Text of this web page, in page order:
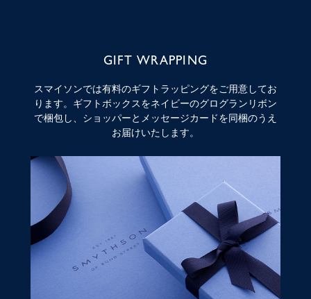
GIFT WRAPPING
スマイソンでは有料のギフトラッピングをご用意してお
ります。ギフトボックスをネイビーのグログランリボン
で梱包し、ショッパーとメッセージカードを同梱のうえ
お届けいたします。